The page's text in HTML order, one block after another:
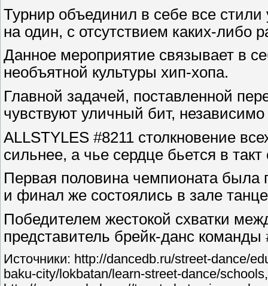
Турнир объединил в себе все стили
на один, с отсутствием каких-либо
Данное мероприятие связывает в
необъятной культуры хип-хопа.
Главной задачей, поставленной
чувствуют уличный бит,
ALLSTYLES #8211 столкновение
сильнее, а чье сердце бьется в
Первая половина чемпионата
и финал же состоялись в зале
Победителем жестокой схватки
представитель брейк-данс
Источники: http://dancedb.ru/street-dance/
baku-city/lokbatan/learn-street-dance/